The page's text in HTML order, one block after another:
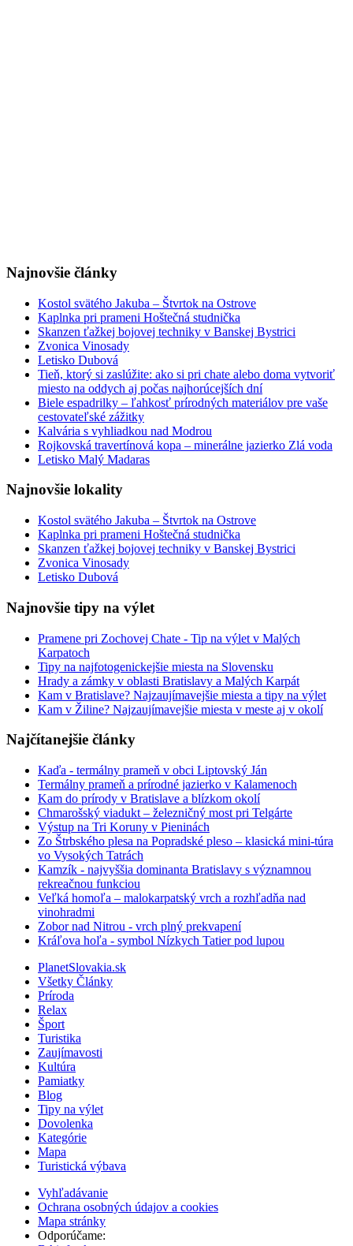
Najnovšie články
Kostol svätého Jakuba – Štvrtok na Ostrove
Kaplnka pri prameni Hoštečná studnička
Skanzen ťažkej bojovej techniky v Banskej Bystrici
Zvonica Vinosady
Letisko Dubová
Tieň, ktorý si zaslúžite: ako si pri chate alebo doma vytvoriť
miesto na oddych aj počas najhorúcejších dní
Biele espadrilky – ľahkosť prírodných materiálov pre vaše
cestovateľské zážitky
Kalvária s vyhliadkou nad Modrou
Rojkovská travertínová kopa – minerálne jazierko Zlá voda
Letisko Malý Madaras
Najnovšie lokality
Kostol svätého Jakuba – Štvrtok na Ostrove
Kaplnka pri prameni Hoštečná studnička
Skanzen ťažkej bojovej techniky v Banskej Bystrici
Zvonica Vinosady
Letisko Dubová
Najnovšie tipy na výlet
Pramene pri Zochovej Chate - Tip na výlet v Malých
Karpatoch
Tipy na najfotogenickejšie miesta na Slovensku
Hrady a zámky v oblasti Bratislavy a Malých Karpát
Kam v Bratislave? Najzaujímavejšie miesta a tipy na výlet
Kam v Žiline? Najzaujímavejšie miesta v meste aj v okolí
Najčítanejšie články
Kaďa - termálny prameň v obci Liptovský Ján
Termálny prameň a prírodné jazierko v Kalamenoch
Kam do prírody v Bratislave a blízkom okolí
Chmarošský viadukt – železničný most pri Telgárte
Výstup na Tri Koruny v Pieninách
Zo Štrbského plesa na Popradské pleso – klasická mini-túra
vo Vysokých Tatrách
Kamzík - najvyššia dominanta Bratislavy s významnou
rekreačnou funkciou
Veľká homoľa – malokarpatský vrch a rozhľadňa nad
vinohradmi
Zobor nad Nitrou - vrch plný prekvapení
Kráľova hoľa - symbol Nízkych Tatier pod lupou
PlanetSlovakia.sk
Všetky Články
Príroda
Relax
Šport
Turistika
Zaujímavosti
Kultúra
Pamiatky
Blog
Tipy na výlet
Dovolenka
Kategórie
Mapa
Turistická výbava
Vyhľadávanie
Ochrana osobných údajov a cookies
Mapa stránky
Odporúčame: